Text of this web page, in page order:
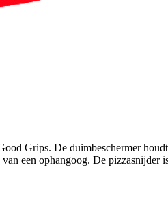
Grips. De duimbeschermer
een ophangoog. De